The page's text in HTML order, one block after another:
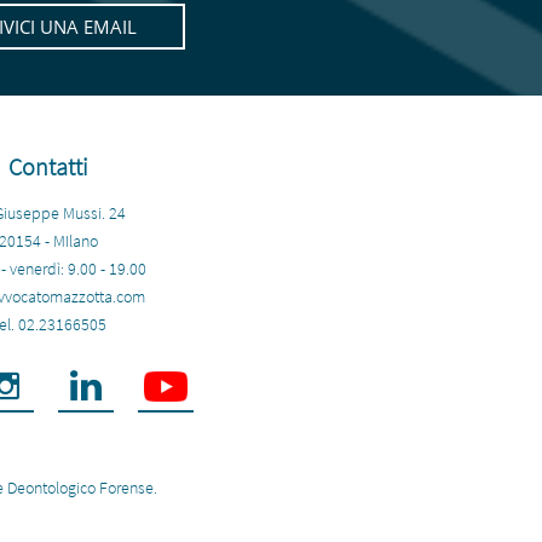
UNA EMAIL
Contatti
Mussi. 24
20154 - MIlano
venerdì: 9.00 - 19.00​
02.23166505

Forense.